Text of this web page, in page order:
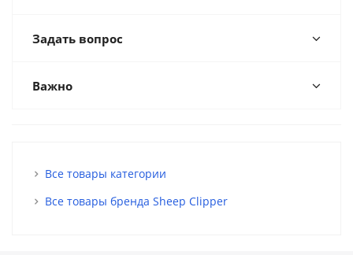
Задать вопрос
Важно
Все товары категории
Все товары бренда Sheep Clipper